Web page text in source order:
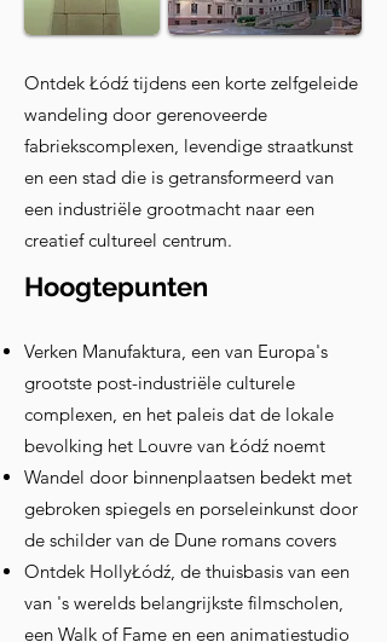
Ontdek Łódź tijdens een korte zelfgeleide
wandeling door gerenoveerde
fabriekscomplexen, levendige straatkunst
en een stad die is getransformeerd van
een industriële grootmacht naar een
creatief cultureel centrum.
Hoogtepunten
Verken Manufaktura, een van Europa's
grootste post-industriële culturele
complexen, en het paleis dat de lokale
bevolking het Louvre van Łódź noemt
Wandel door binnenplaatsen bedekt met
gebroken spiegels en porseleinkunst door
de schilder van de Dune romans covers
Ontdek HollyŁódź, de thuisbasis van een
van 's werelds belangrijkste filmscholen,
een Walk of Fame en een animatiestudio